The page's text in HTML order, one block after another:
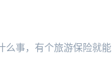
么事，有个旅游保险就能